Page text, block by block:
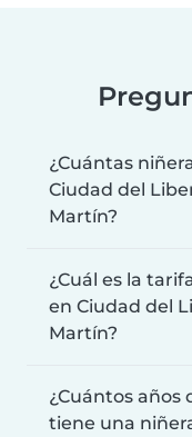
¿Cuántas
Ciudad del
Martín?
¿Cuál es la
en Ciudad del
Martín?
¿Cuántos años
tiene una